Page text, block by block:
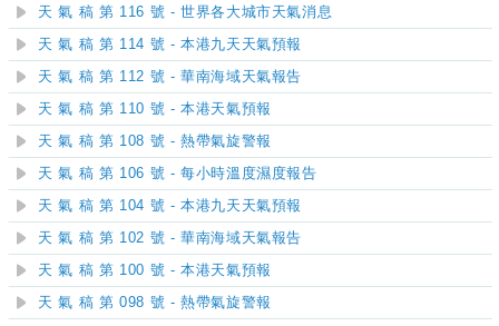
天 氣 稿 第 116 號 - 世界各大城市天氣消息
天 氣 稿 第 114 號 - 本港九天天氣預報
天 氣 稿 第 112 號 - 華南海域天氣報告
天 氣 稿 第 110 號 - 本港天氣預報
天 氣 稿 第 108 號 - 熱帶氣旋警報
天 氣 稿 第 106 號 - 每小時溫度濕度報告
天 氣 稿 第 104 號 - 本港九天天氣預報
天 氣 稿 第 102 號 - 華南海域天氣報告
天 氣 稿 第 100 號 - 本港天氣預報
天 氣 稿 第 098 號 - 熱帶氣旋警報